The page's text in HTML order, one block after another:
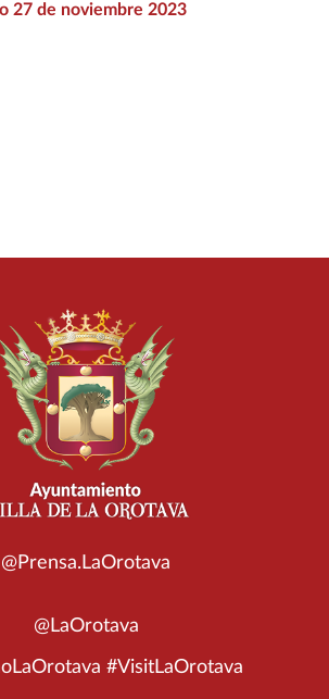
27 de noviembre 2023
@Prensa.LaOrotava
@LaOrotava
#VisitLaOrotava